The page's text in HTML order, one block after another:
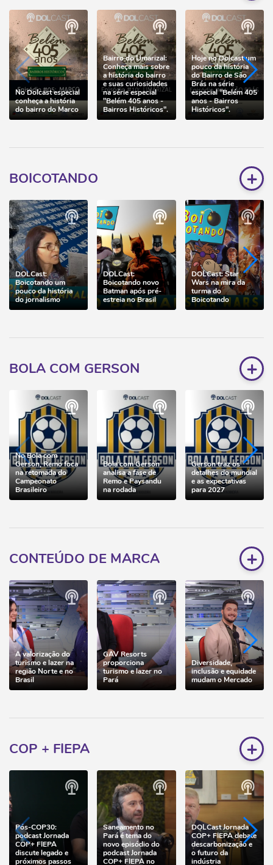
No Dolcast especial
conheça a história
do bairro do Marco
Bairro do Umarizal:
Conheça mais sobre
a história do bairro
e suas curiosidades
na série especial
"Belém 405 anos -
Bairros Históricos".
Hoje no Dolcast um
pouco da história
do Bairro de São
Brás na série
especial "Belém 405
anos - Bairros
Históricos".
BOICOTANDO +
DOLCast:
Boicotando um
pouco da história
do jornalismo
DOLCast:
Boicotando novo
Batman após pré-
estreia no Brasil
DOLCast: Star
Wars na mira da
turma do
Boicotando
BOLA COM GERSON +
No Bola com
Gerson, Remo foca
na retomada do
Campeonato
Brasileiro
Bola com Gerson
analisa a fase de
Remo e Paysandu
na rodada
Gerson traz os
detalhes do mundial
e as expectativas
para 2027
CONTEÚDO DE MARCA +
A valorização do
turismo e lazer na
região Norte e no
Brasil
GAV Resorts
proporciona
turismo e lazer no
Pará
Diversidade,
inclusão e equidade
mudam o Mercado
COP + FIEPA +
Pós-COP30:
podcast Jornada
COP+ FIEPA
discute legado e
próximos passos
Saneamento no
Pará é tema do
novo episódio do
podcast Jornada
COP+ FIEPA no
DOLCast Jornada
COP+ FIEPA debate
descarbonização e
o futuro da
indústria